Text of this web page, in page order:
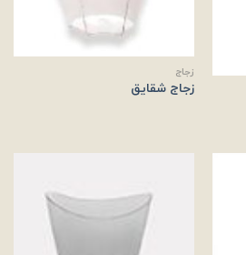
زجاج
زجاج شقایق